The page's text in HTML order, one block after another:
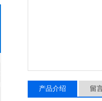
产品介绍 留